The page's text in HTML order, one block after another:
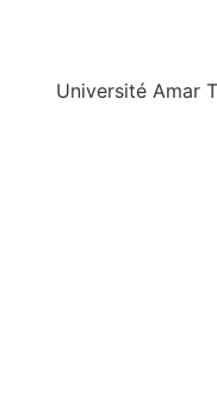
Université Amar